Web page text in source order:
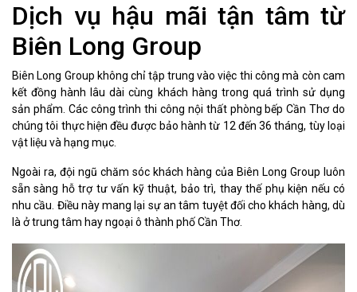
Dịch vụ hậu mãi tận tâm từ
Biên Long Group
Biên Long Group không chỉ tập trung vào việc thi công mà còn cam
kết đồng hành lâu dài cùng khách hàng trong quá trình sử dụng
sản phẩm. Các công trình thi công nội thất phòng bếp Cần Thơ do
chúng tôi thực hiện đều được bảo hành từ 12 đến 36 tháng, tùy loại
vật liệu và hạng mục.
Ngoài ra, đội ngũ chăm sóc khách hàng của Biên Long Group luôn
sẵn sàng hỗ trợ tư vấn kỹ thuật, bảo trì, thay thế phụ kiện nếu có
nhu cầu. Điều này mang lại sự an tâm tuyệt đối cho khách hàng, dù
là ở trung tâm hay ngoại ô thành phố Cần Thơ.